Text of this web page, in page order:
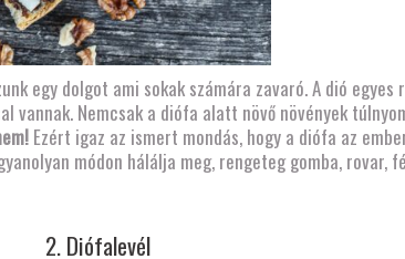
egy dolgot ami sokak számára zavaró. A dió
vannak. Nemcsak a diófa alatt növő növények
Ezért igaz az ismert mondás, hogy a diófa az
módon hálálja meg, rengeteg gomba,
2. Diófalevél